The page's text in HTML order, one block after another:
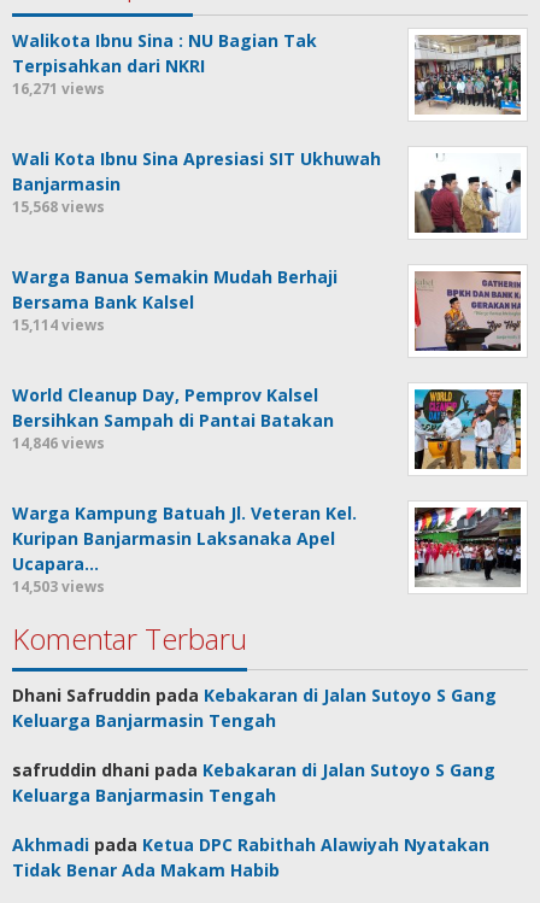
Walikota Ibnu Sina : NU Bagian Tak
Terpisahkan dari NKRI
16,271 views
Wali Kota Ibnu Sina Apresiasi SIT Ukhuwah
Banjarmasin
15,568 views
Warga Banua Semakin Mudah Berhaji
Bersama Bank Kalsel
15,114 views
World Cleanup Day, Pemprov Kalsel
Bersihkan Sampah di Pantai Batakan
14,846 views
Warga Kampung Batuah Jl. Veteran Kel.
Kuripan Banjarmasin Laksanaka Apel
Ucapara…
14,503 views
Komentar Terbaru
Dhani Safruddin pada Kebakaran di Jalan Sutoyo S Gang
Keluarga Banjarmasin Tengah
safruddin dhani pada Kebakaran di Jalan Sutoyo S Gang
Keluarga Banjarmasin Tengah
Akhmadi pada Ketua DPC Rabithah Alawiyah Nyatakan
Tidak Benar Ada Makam Habib